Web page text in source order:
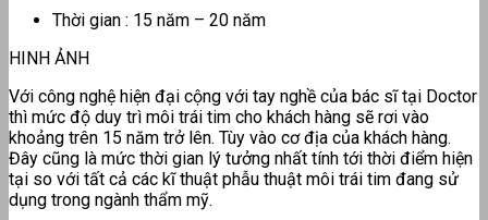
Thời gian : 15 năm – 20 năm
HINH ẢNH
Với công nghệ hiện đại cộng với tay nghề của bác sĩ tại Doctor
thì mức độ duy trì môi trái tim cho khách hàng sẽ rơi vào
khoảng trên 15 năm trở lên. Tùy vào cơ địa của khách hàng.
Đây cũng là mức thời gian lý tưởng nhất tính tới thời điểm hiện
tại so với tất cả các kĩ thuật phẫu thuật môi trái tim đang sử
dụng trong ngành thẩm mỹ.